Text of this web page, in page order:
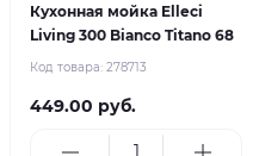
Кухонная мойка Elleci
Living 300 Bianco Titano 68
Код товара: 278713
449.00 руб.